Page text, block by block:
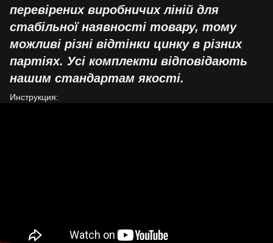
перевірених виробничих ліній для
стабільної наявності товару, тому
можливі різні відтінки цинку в різних
партіях. Усі комплекти відповідають
нашим стандартам якості.
Инструкция: